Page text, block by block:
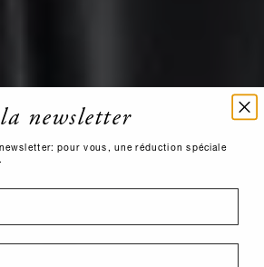
newsletter
pour vous, une réduction spéciale